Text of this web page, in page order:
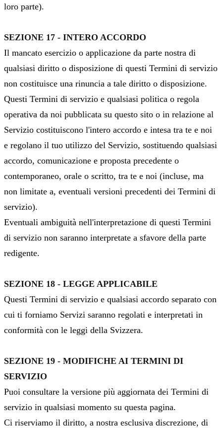
loro parte).
SEZIONE 17 - INTERO ACCORDO
Il mancato esercizio o applicazione da parte nostra di
qualsiasi diritto o disposizione di questi Termini di servizio
non costituisce una rinuncia a tale diritto o disposizione.
Questi Termini di servizio e qualsiasi politica o regola
operativa da noi pubblicata su questo sito o in relazione al
Servizio costituiscono l'intero accordo e intesa tra te e noi
e regolano il tuo utilizzo del Servizio, sostituendo qualsiasi
accordo, comunicazione e proposta precedente o
contemporaneo, orale o scritto, tra te e noi (incluse, ma
non limitate a, eventuali versioni precedenti dei Termini di
servizio).
Eventuali ambiguità nell'interpretazione di questi Termini
di servizio non saranno interpretate a sfavore della parte
redigente.
SEZIONE 18 - LEGGE APPLICABILE
Questi Termini di servizio e qualsiasi accordo separato con
cui ti forniamo Servizi saranno regolati e interpretati in
conformità con le leggi della Svizzera.
SEZIONE 19 - MODIFICHE AI TERMINI DI
SERVIZIO
Puoi consultare la versione più aggiornata dei Termini di
servizio in qualsiasi momento su questa pagina.
Ci riserviamo il diritto, a nostra esclusiva discrezione, di